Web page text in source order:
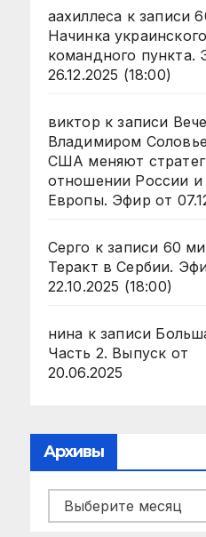
аахиллеса к записи
Начинка украинского
командного пункта.
26.12.2025 (18:00)
виктор к записи
Владимиром
США меняют
отношении России и
Европы. Эфир от
Серго к записи 60
Теракт в Сербии.
22.10.2025 (18:00)
нина к записи
Часть 2. Выпуск от
20.06.2025
Архивы
Архивы